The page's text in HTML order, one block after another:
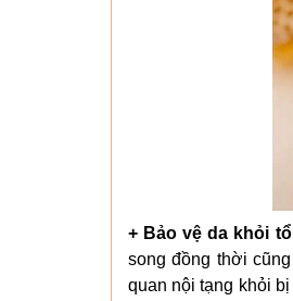
+ Bảo vệ da khỏi
song đồng thời
quan nội tạng khỏi